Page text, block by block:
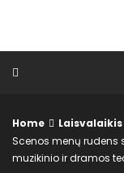
Home
Laisvalaikis
Scenos menų rudens
muzikinio ir dramos